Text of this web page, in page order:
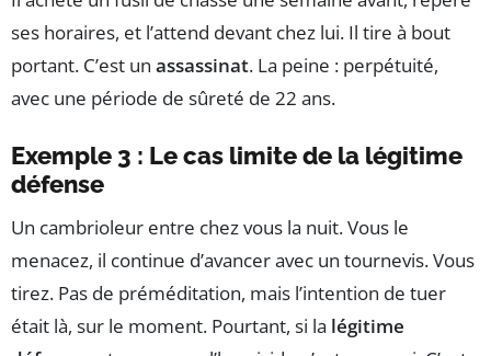
ses horaires, et l’attend devant chez lui. Il tire à bout
portant. C’est un assassinat. La peine : perpétuité,
avec une période de sûreté de 22 ans.
Exemple 3 : Le cas limite de la légitime
défense
Un cambrioleur entre chez vous la nuit. Vous le
menacez, il continue d’avancer avec un tournevis. Vous
tirez. Pas de préméditation, mais l’intention de tuer
était là, sur le moment. Pourtant, si la légitime